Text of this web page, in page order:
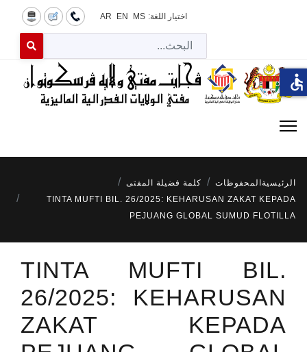
اختيار اللغة: MS
EN
AR
for results.
الرئيسية المحفوظات
كلمة فضيلة المفتى
TINTA MUFTI BIL. 26/2025: KEHARUSAN ZAKAT KEPADA
PEJUANG GLOBAL SUMUD FLOTILLA
TINTA MUFTI BIL.
26/2025: KEHARUSAN
ZAKAT KEPADA
accessible